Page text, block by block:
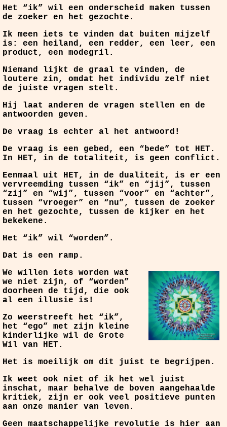
Het “ik” wil een onderscheid maken tussen
de zoeker en het gezochte.
Ik meen iets te vinden dat buiten mijzelf
is: een heiland, een redder, een leer, een
product, een modegril.
Niemand lijkt de graal te vinden, de
loutere zin, omdat het individu zelf niet
de juiste vragen stelt.
Hij laat anderen de vragen stellen en de
antwoorden geven.
De vraag is echter al het antwoord!
De vraag is een gebed, een “bede” tot HET.
In HET, in de totaliteit, is geen conflict.
Eenmaal uit HET, in de dualiteit, is er een
vervreemding tussen “ik” en “jij”, tussen
“zij” en “wij”, tussen “voor” en “achter”,
tussen “vroeger” en “nu”, tussen de zoeker
en het gezochte, tussen de kijker en het
bekekene.
Het “ik” wil “worden”.
Dat is een ramp.
We willen iets worden wat
we niet zijn, of “worden”
doorheen de tijd, die ook
al een illusie is!
Zo weerstreeft het “ik”,
het “ego” met zijn kleine
kinderlijke wil de Grote
Wil van HET.
Het is moeilijk om dit juist te begrijpen.
Ik weet ook niet of ik het wel juist
inschat, maar behalve de boven aangehaalde
kritiek, zijn er ook veel positieve punten
aan onze manier van leven.
Geen maatschappelijke revolutie is hier aan